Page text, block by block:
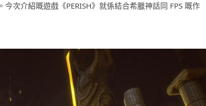
次介紹嘅遊戲《PERISH》就係結合希臘神話同 FPS 嘅作